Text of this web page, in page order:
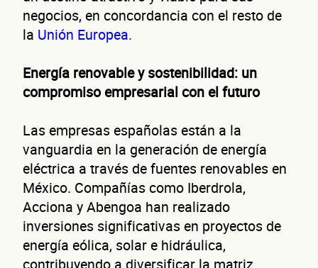
negocios, en concordancia con el resto de
la Unión Europea.
Energía renovable y sostenibilidad: un
compromiso empresarial con el futuro
Las empresas españolas están a la
vanguardia en la generación de energía
eléctrica a través de fuentes renovables en
México. Compañías como Iberdrola,
Acciona y Abengoa han realizado
inversiones significativas en proyectos de
energía eólica, solar e hidráulica,
contribuyendo a diversificar la matriz